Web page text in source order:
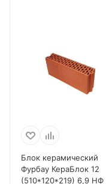
Блок керамический
Фурбау КераБлок 12
(510*120*219) 6,9 НФ